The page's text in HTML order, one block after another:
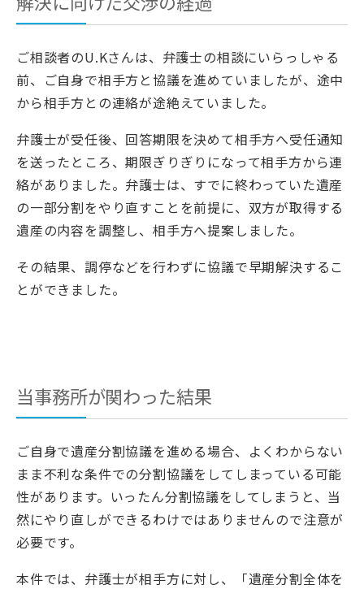
ご相談者のU.Kさんは、弁護士の相談にいらっしゃる
前、ご自身で相手方と協議を進めていましたが、途中
から相手方との連絡が途絶えていました。
弁護士が受任後、回答期限を決めて相手方へ受任通知
を送ったところ、期限ぎりぎりになって相手方から連
絡がありました。弁護士は、すでに終わっていた遺産
の一部分割をやり直すことを前提に、双方が取得する
遺産の内容を調整し、相手方へ提案しました。
その結果、調停などを行わずに協議で早期解決するこ
とができました。
当事務所が関わった結果
ご自身で遺産分割協議を進める場合、よくわからない
まま不利な条件での分割協議をしてしまっている可能
性があります。いったん分割協議をしてしまうと、当
然にやり直しができるわけではありませんので注意が
必要です。
本件では、弁護士が相手方に対し、「遺産分割全体を